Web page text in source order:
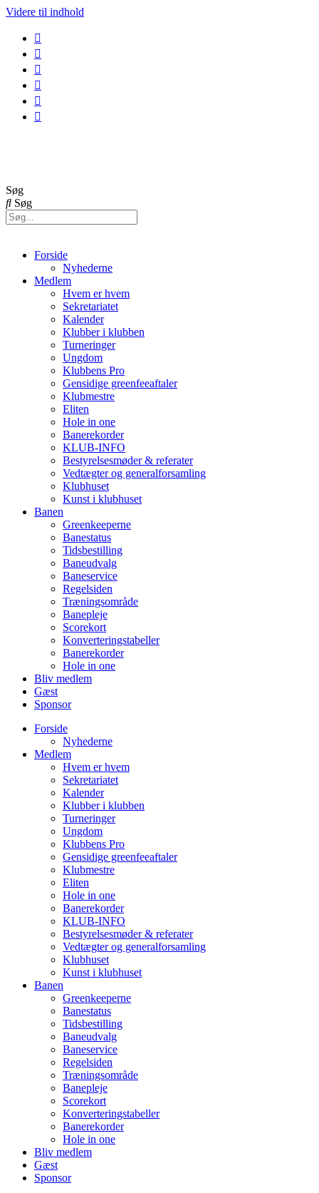
Videre til indhold
Søg
Søg
Forside
Nyhederne
Medlem
Hvem er hvem
Sekretariatet
Kalender
Klubber i klubben
Turneringer
Ungdom
Klubbens Pro
Gensidige greenfeeaftaler
Klubmestre
Eliten
Hole in one
Banerekorder
KLUB-INFO
Bestyrelsesmøder & referater
Vedtægter og generalforsamling
Klubhuset
Kunst i klubhuset
Banen
Greenkeeperne
Banestatus
Tidsbestilling
Baneudvalg
Baneservice
Regelsiden
Træningsområde
Banepleje
Scorekort
Konverteringstabeller
Banerekorder
Hole in one
Bliv medlem
Gæst
Sponsor
Forside
Nyhederne
Medlem
Hvem er hvem
Sekretariatet
Kalender
Klubber i klubben
Turneringer
Ungdom
Klubbens Pro
Gensidige greenfeeaftaler
Klubmestre
Eliten
Hole in one
Banerekorder
KLUB-INFO
Bestyrelsesmøder & referater
Vedtægter og generalforsamling
Klubhuset
Kunst i klubhuset
Banen
Greenkeeperne
Banestatus
Tidsbestilling
Baneudvalg
Baneservice
Regelsiden
Træningsområde
Banepleje
Scorekort
Konverteringstabeller
Banerekorder
Hole in one
Bliv medlem
Gæst
Sponsor